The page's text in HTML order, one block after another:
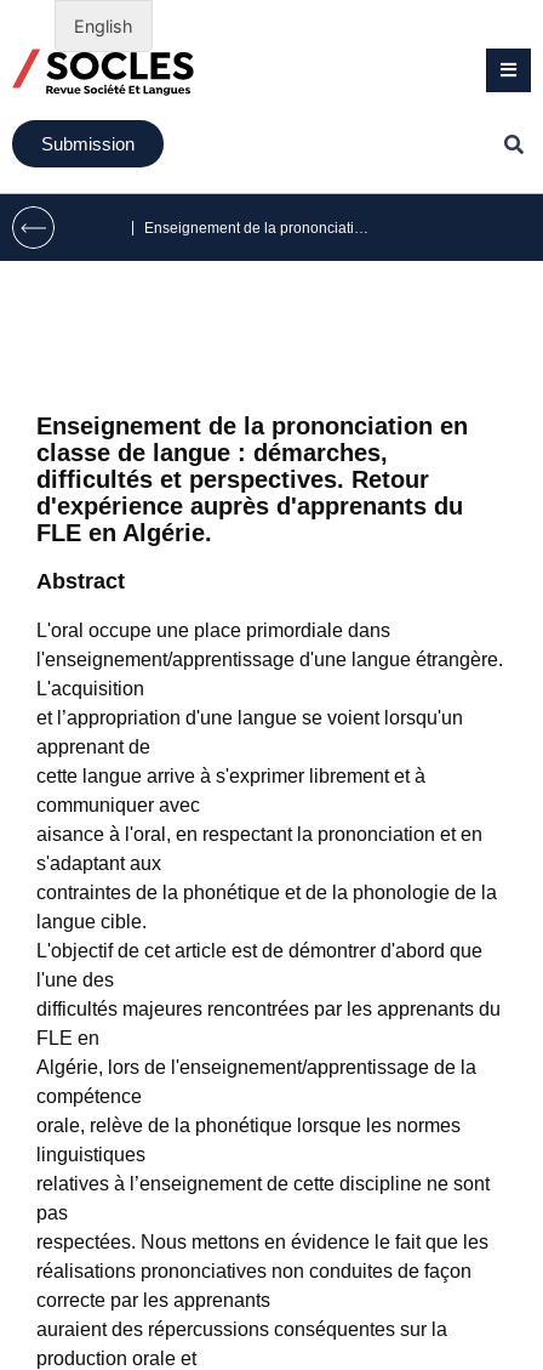
Submission
Enseignement de la prononciation en
classe de langue : démarches,
difficultés et perspectives. Retour
d'expérience auprès d'apprenants du
FLE en Algérie.
Abstract
L'oral occupe une place primordiale dans
l'enseignement/apprentissage d'une langue étrangère.
L'acquisition
et l’appropriation d'une langue se voient lorsqu'un
apprenant de
cette langue arrive à s'exprimer librement et à
communiquer avec
aisance à l'oral, en respectant la prononciation et en
s'adaptant aux
contraintes de la phonétique et de la phonologie de la
langue cible.
L'objectif de cet article est de démontrer d'abord que
l'une des
difficultés majeures rencontrées par les apprenants du
FLE en
Algérie, lors de l'enseignement/apprentissage de la
compétence
orale, relève de la phonétique lorsque les normes
linguistiques
relatives à l’enseignement de cette discipline ne sont
pas
respectées. Nous mettons en évidence le fait que les
réalisations prononciatives non conduites de façon
correcte par les apprenants
auraient des répercussions conséquentes sur la
production orale et
English